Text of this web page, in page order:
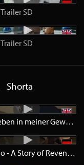
Trailer SD
Trailer SD
Shorta
Sein Leben in meiner Gewalt
Domino - A Story of Revenge